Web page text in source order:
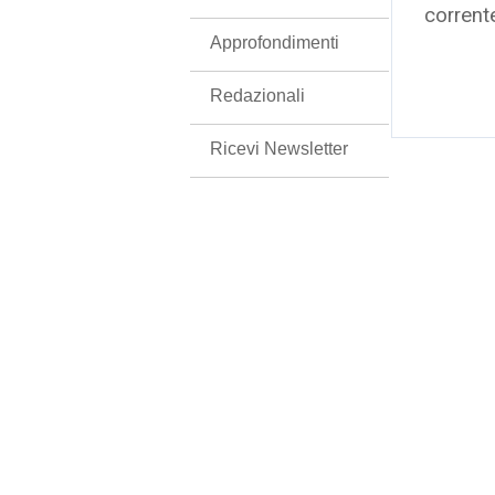
Approfondimenti
Redazionali
Ricevi Newsletter